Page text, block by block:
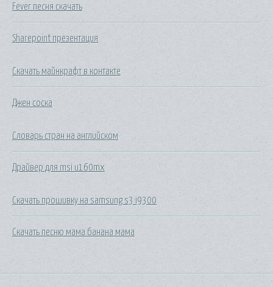
Fever песня скачать
Sharepoint презентация
Скачать майнкрафт в контакте
Джен соска
Словарь стран на английском
Драйвер для msi u160mx
Скачать прошивку на samsung s3 i9300
Скачать песню мама банана мама